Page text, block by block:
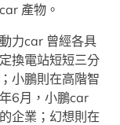
產物。
力car 曾經各具
換電站短短三分
小鵬則在高階智
年6月，小鵬car
企業；幻想則在